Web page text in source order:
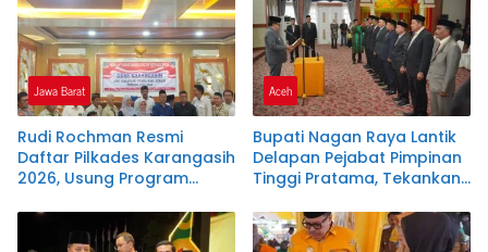
Jawa Barat
Rudi Rochman Resmi
Daftar Pilkades Karangasih
2026, Usung Program
Pendidikan, dan
Kesejahteraan Guru Ngaji
Aceh
Bupati Nagan Raya Lantik
Delapan Pejabat Pimpinan
Tinggi Pratama, Tekankan